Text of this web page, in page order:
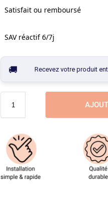
Satisfait ou remboursé
SAV réactif 6/7j
Recevez votre produit